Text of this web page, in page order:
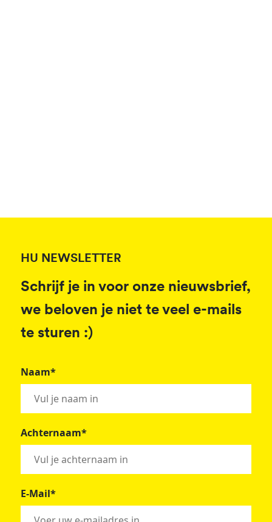
HU NEWSLETTER
Schrijf je in voor onze nieuwsbrief,
we beloven je niet te veel e-mails
te sturen :)
Naam*
Achternaam*
E-Mail*